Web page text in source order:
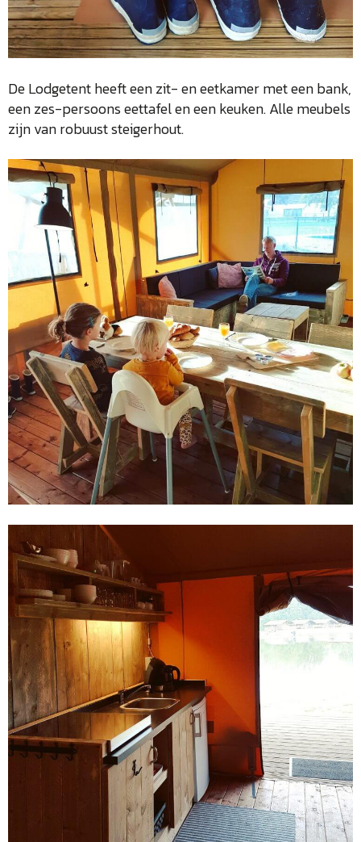
De Lodgetent heeft een zit- en eetkamer met een bank,
een zes-persoons eettafel en een keuken. Alle meubels
zijn van robuust steigerhout.